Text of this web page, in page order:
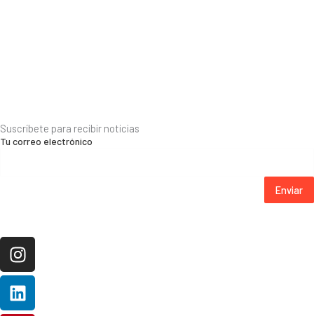
Suscríbete para recibir noticias
Tu correo electrónico
Enviar
Instagram
Linkedin
Pinterest